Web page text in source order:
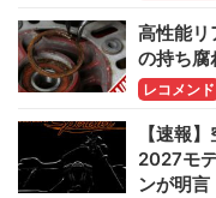
高性能リ
の持ち腐
レコメンド
【速報
2027モ
ンが明言